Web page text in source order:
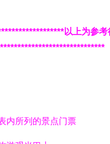
以上为参考
内所列的景点门票